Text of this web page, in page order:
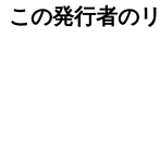
この発行者の